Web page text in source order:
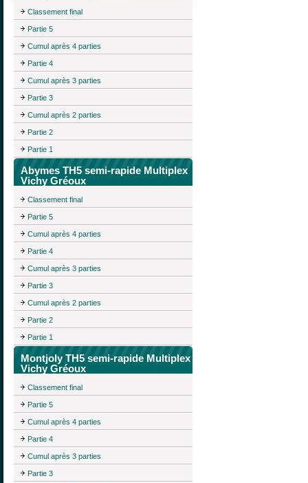
Classement final
Partie 5
Cumul après 4 parties
Partie 4
Cumul après 3 parties
Partie 3
Cumul après 2 parties
Partie 2
Partie 1
Abymes TH5 semi-rapide Multiplex
Vichy Gréoux
Classement final
Partie 5
Cumul après 4 parties
Partie 4
Cumul après 3 parties
Partie 3
Cumul après 2 parties
Partie 2
Partie 1
Montjoly TH5 semi-rapide Multiplex
Vichy Gréoux
Classement final
Partie 5
Cumul après 4 parties
Partie 4
Cumul après 3 parties
Partie 3